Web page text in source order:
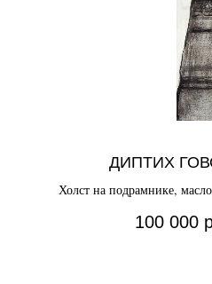
ДИПТИХ
Холст на подрамнике,
100 000